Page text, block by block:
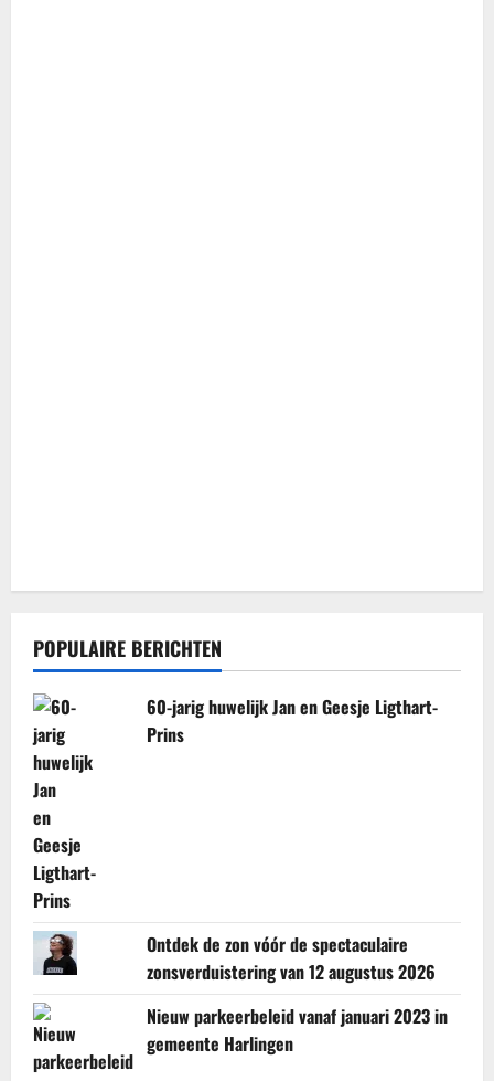
POPULAIRE BERICHTEN
60-jarig huwelijk Jan en Geesje Ligthart-
Prins
Ontdek de zon vóór de spectaculaire
zonsverduistering van 12 augustus 2026
Nieuw parkeerbeleid vanaf januari 2023 in
gemeente Harlingen